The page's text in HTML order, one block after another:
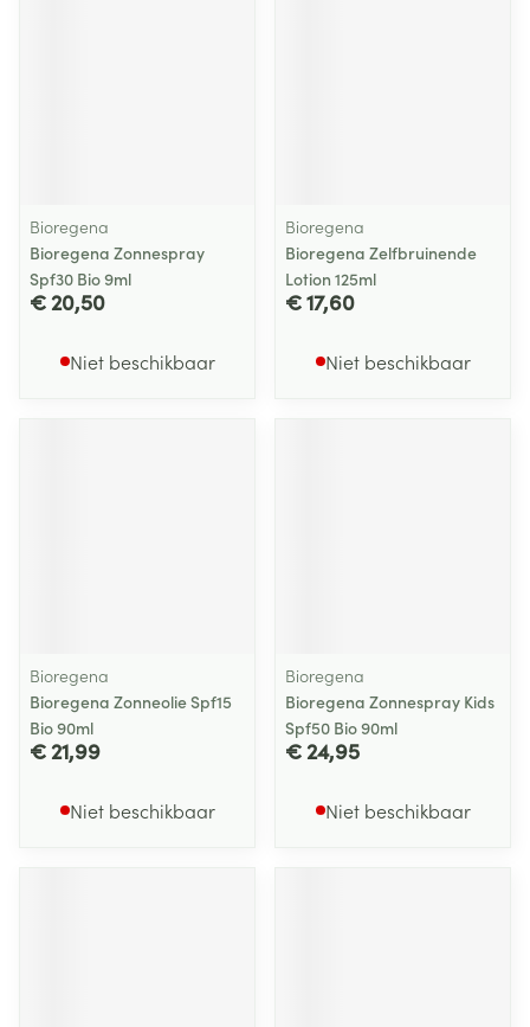
Bioregena
Bioregena Zonnespray
Spf30 Bio 9ml
€ 20,50
Niet beschikbaar
Bioregena
Bioregena Zelfbruinende
Lotion 125ml
€ 17,60
Niet beschikbaar
Bioregena
Bioregena Zonneolie Spf15
Bio 90ml
€ 21,99
Niet beschikbaar
Bioregena
Bioregena Zonnespray Kids
Spf50 Bio 90ml
€ 24,95
Niet beschikbaar